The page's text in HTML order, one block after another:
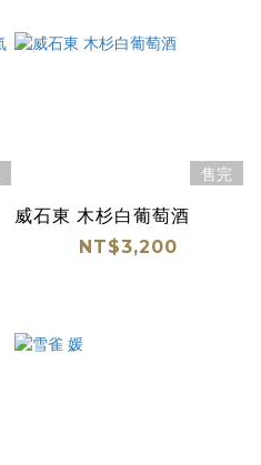
售完
威石東 木杉白葡萄酒
NT$3,200